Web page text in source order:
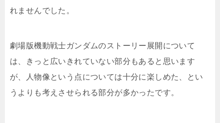
れませんでした。
劇場版機動戦士ガンダムのストーリー展開について
は、きっと広いきれていない部分もあると思います
が、人物像という点については十分に楽しめた、とい
うよりも考えさせられる部分が多かったです。